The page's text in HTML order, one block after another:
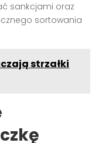
sankcjami oraz
sortowania
strzałki